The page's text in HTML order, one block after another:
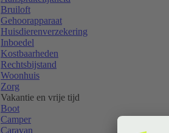
Bruiloft
Gehoorapparaat
Huisdierenverzekering
Inboedel
Kostbaarheden
Rechtsbijstand
Woonhuis
Zorg
Vakantie en vrije tijd
Boot
Camper
Caravan